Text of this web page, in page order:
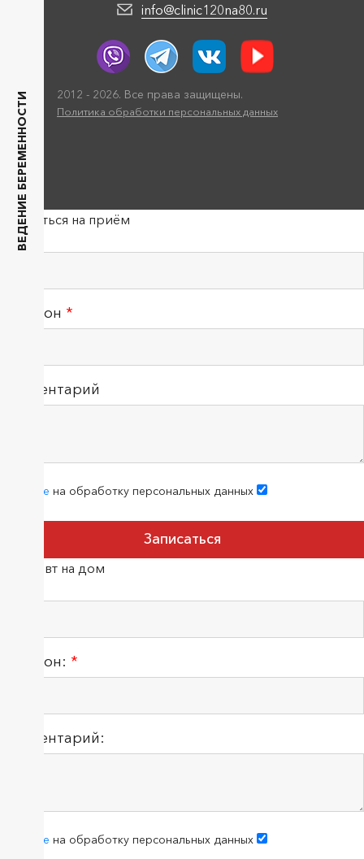
ВЕДЕНИЕ БЕРЕМЕННОСТИ
info@clinic120na80.ru
2012 - 2026. Все права защищены.
Политика обработки персональных данных
Записаться на приём
ФИО
Телефон *
Комментарий
согласие на обработку персональных данных
Терапевт на дом
Телефон: *
Комментарий:
согласие на обработку персональных данных